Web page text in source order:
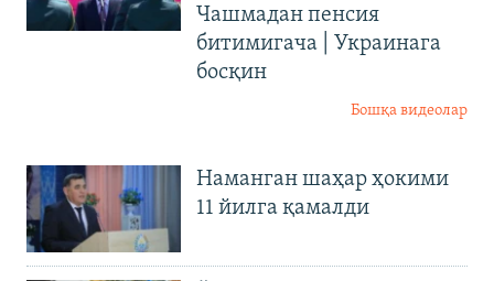
Чашмадан пенсия
битимигача | Украинага
босқин
Бошқа видеолар
Наманган шаҳар ҳокими
11 йилга қамалди